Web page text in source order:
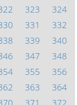
323
324
331
332
339
340
347
348
355
356
363
364